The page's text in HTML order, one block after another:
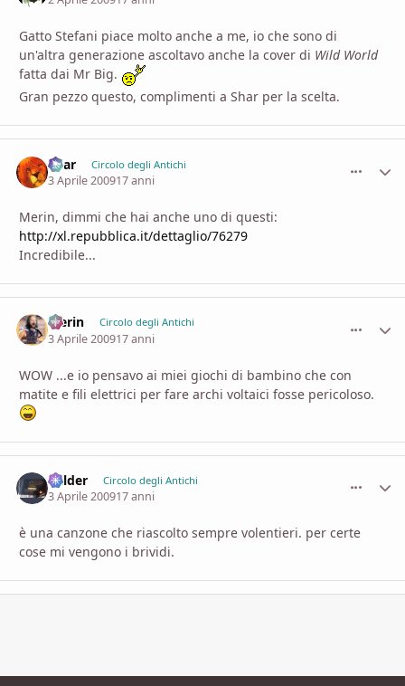
Gatto Stefani piace molto anche a me, io che sono di
un'altra generazione ascoltavo anche la cover di Wild World
fatta dai Mr Big.
Gran pezzo questo, complimenti a Shar per la scelta.
Shar Circolo degli Antichi
3 Aprile 200917 anni
Merin, dimmi che hai anche uno di questi:
http://xl.repubblica.it/dettaglio/76279
Incredibile...
Merin Circolo degli Antichi
3 Aprile 200917 anni
WOW ...e io pensavo ai miei giochi di bambino che con
matite e fili elettrici per fare archi voltaici fosse pericoloso.
Balder Circolo degli Antichi
3 Aprile 200917 anni
è una canzone che riascolto sempre volentieri. per certe
cose mi vengono i brividi.